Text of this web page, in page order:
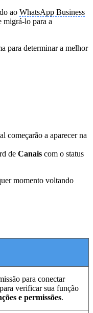
ao WhatsApp Business
migrá-lo para a
para determinar a melhor
começarão a aparecer na
de Canais com o status
momento voltando
para conectar
verificar sua função
e permissões.